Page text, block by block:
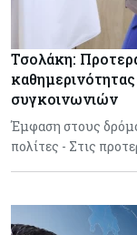
Τσολάκη:
συγκοινωνιών
Έμφαση στους
πολίτες - Στις